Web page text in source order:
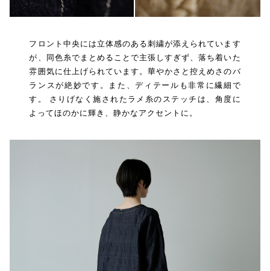
フロント中央には立体感のある刺繍が添えられています
が、同色糸でまとめることで主張しすぎず、落ち着いた
雰囲気に仕上げられています。華やかさと控えめさのバ
ランスが絶妙です。また、ディテールも非常に繊細で
す。 さりげなく施されたラメ糸のステッチは、角度に
よってほのかに輝き、静かなアクセントに。